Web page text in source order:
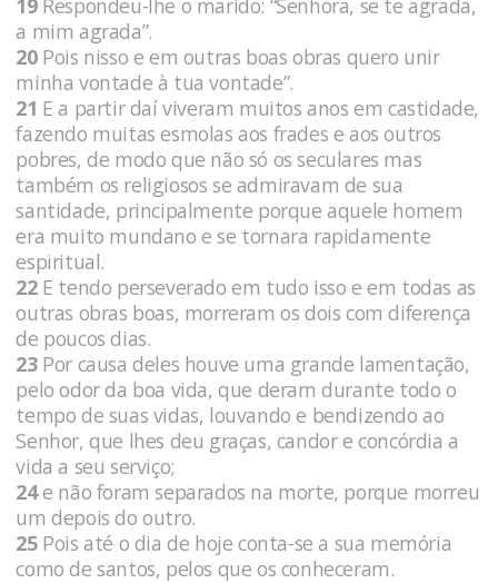
a mim agrada”.
20Pois nisso e em outras boas obras quero unir
minha vontade à tua vontade”.
21 E a partir daí viveram muitos anos em castidade,
fazendo muitas esmolas aos frades e aos outros
pobres, de modo que não só os seculares mas
também os religiosos se admiravam de sua
santidade, principalmente porque aquele homem
era muito mundano e se tornara rapidamente
espiritual.
22E tendo perseverado em tudo isso e em todas as
outras obras boas, morreram os dois com diferença
de poucos dias.
23Por causa deles houve uma grande lamentação,
pelo odor da boa vida, que deram durante todo o
tempo de suas vidas, louvando e bendizendo ao
Senhor, que lhes deu graças, candor e concórdia a
vida a seu serviço;
24e não foram separados na morte, porque morreu
um depois do outro.
25Pois até o dia de hoje conta-se a sua memória
como de santos, pelos que os conheceram.